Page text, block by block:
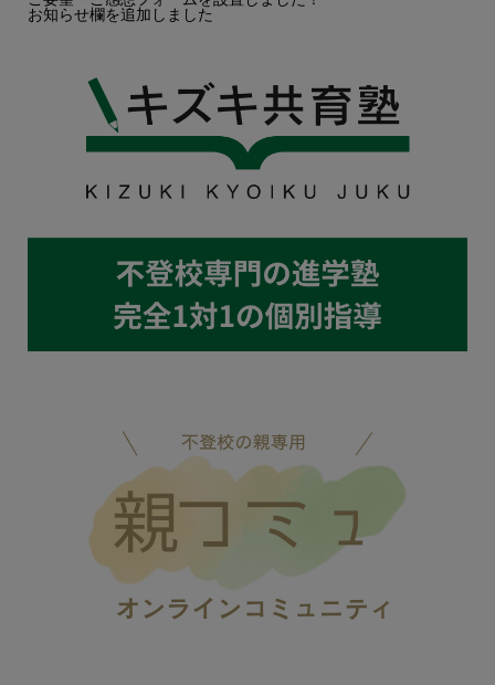
お知らせ欄を追加しました